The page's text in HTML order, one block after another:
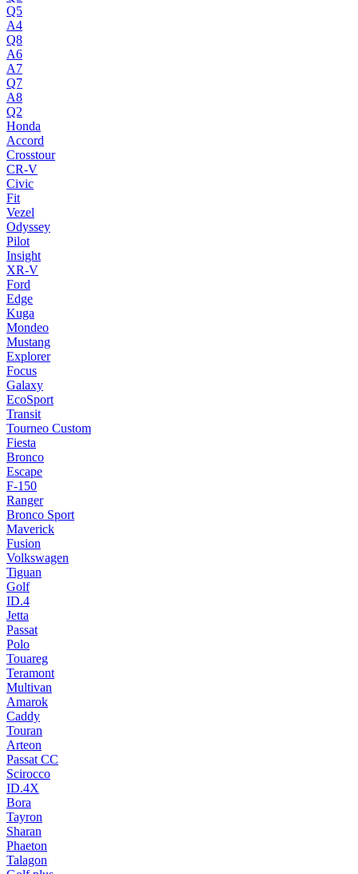
Q5
A4
Q8
A6
A7
Q7
A8
Q2
Honda
Accord
Crosstour
CR-V
Civic
Fit
Vezel
Odyssey
Pilot
Insight
XR-V
Ford
Edge
Kuga
Mondeo
Mustang
Explorer
Focus
Galaxy
EcoSport
Transit
Tourneo Custom
Fiesta
Bronco
Escape
F-150
Ranger
Bronco Sport
Maverick
Fusion
Volkswagen
Tiguan
Golf
ID.4
Jetta
Passat
Polo
Touareg
Teramont
Multivan
Amarok
Caddy
Touran
Arteon
Passat CC
Scirocco
ID.4X
Bora
Tayron
Sharan
Phaeton
Talagon